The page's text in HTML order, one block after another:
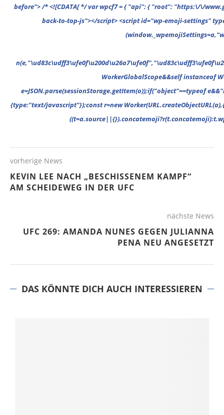
vorherige News
KEVIN LEE NACH „BESCHISSENEM KAMPF“
AM SCHEIDEWEG IN DER UFC
nächste News
UFC 269: AMANDA NUNES GEGEN JULIANNA
PENA NEU ANGESETZT
DAS KÖNNTE DICH AUCH INTERESSIEREN